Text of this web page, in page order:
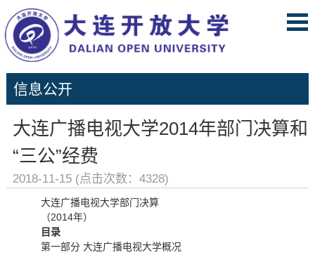
信息公开
大连广播电视大学2014年部门决算和
“三公”经费
2018-11-15 (点击次数： 4328)
大连广播电视大学部门决算
（2014年）
目 录
第一部分 大连广播电视大学概况